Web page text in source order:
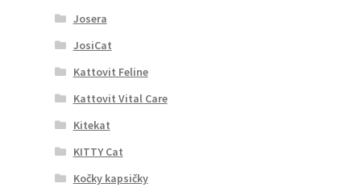
Josera
JosiCat
Kattovit Feline
Kattovit Vital Care
Kitekat
KITTY Cat
Kočky kapsičky